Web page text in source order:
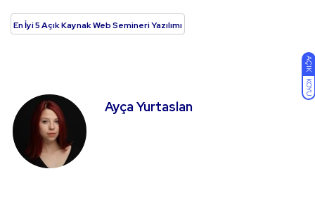
AÇIK
KOYU
En İyi 5 Açık Kaynak Web Semineri Yazılımı
Ayça Yurtaslan